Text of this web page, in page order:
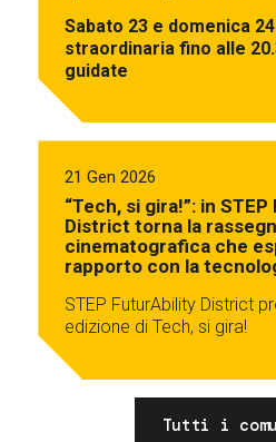
Sabato 23 e domenica
straordinaria fino alle
guidate
21 Gen 2026
“Tech, si gira!”: in
District torna la
cinematografica che
rapporto con la
STEP FuturAbility District
edizione di Tech, si gira!
Tutti i